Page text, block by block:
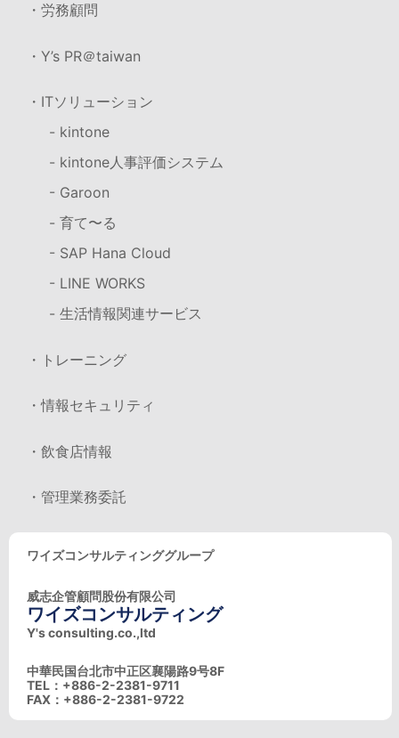
・労務顧問
・Y’s PR＠taiwan
・ITソリューション
- kintone
- kintone人事評価システム
- Garoon
- 育て〜る
- SAP Hana Cloud
- LINE WORKS
- 生活情報関連サービス
・トレーニング
・情報セキュリティ
・飲食店情報
・管理業務委託
ワイズコンサルティンググループ
威志企管顧問股份有限公司
ワイズコンサルティング
Y's consulting.co.,ltd
中華民国台北市中正区襄陽路9号8F
TEL：+886-2-2381-9711
FAX：+886-2-2381-9722